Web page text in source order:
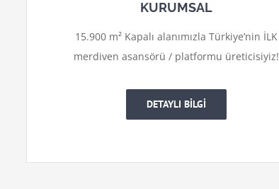
KURUMSAL
15.900 m² Kapalı alanımızla Türkiye’nin İLK
merdiven asansörü / platformu üreticisiyiz!
DETAYLI BİLGİ